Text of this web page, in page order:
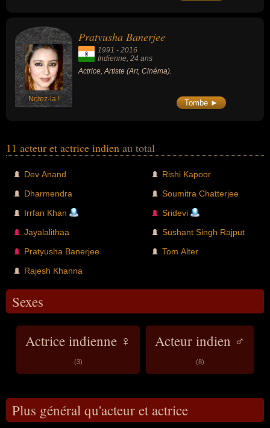
Notez-la !
Pratyusha Banerjee
1991 - 2016
Indienne, 24 ans
Actrice, Artiste (Art, Cinéma).
Tombe ►
11 acteur et actrice indien au total
Dev Anand
Dharmendra
Irrfan Khan
Jayalalithaa
Pratyusha Banerjee
Rajesh Khanna
Rishi Kapoor
Soumitra Chatterjee
Sridevi
Sushant Singh Rajput
Tom Alter
Sexes
Actrice indienne ♀
(3)
Acteur indien ♂
(8)
Plus général qu'acteur et actrice